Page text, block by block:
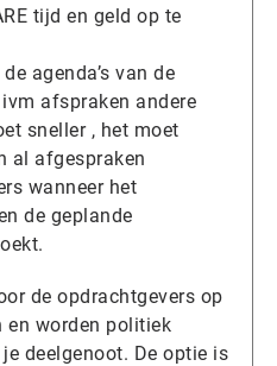
tijd en geld op te
agenda’s van de
afspraken andere
sneller , het moet
al afgespraken
wanneer het
de geplande
de opdrachtgevers op
en worden politiek
deelgenoot. De optie is